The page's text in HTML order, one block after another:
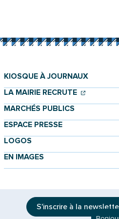
KIOSQUE À JOURNAUX
LA MAIRIE RECRUTE
MARCHÉS PUBLICS
ESPACE PRESSE
LOGOS
EN IMAGES
S'inscrire à la